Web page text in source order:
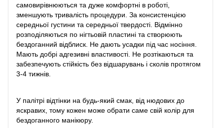
самовирівнюються та дуже комфортні в роботі,
зменшують тривалість процедури. За консистенцією
середньої густини та середньої твердості. Відмінно
розподіляються по нігтьовій пластині та створюють
бездоганний відблиск. Не дають усадки під час носіння.
Мають добрі адгезивні властивості. Не розтікаються та
забезпечують стійкість без відшарувань і сколів протягом
3-4 тижнів.
У палітрі відтінки на будь-який смак, від нюдових до
яскравих, тому кожен може обрати саме свій колір для
бездоганного манікюру.